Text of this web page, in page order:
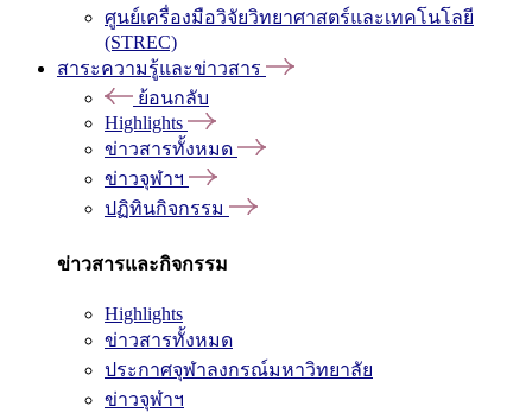
ศูนย์เครื่องมือวิจัยวิทยาศาสตร์และเทคโนโลยี
(STREC)
สาระความรู้และข่าวสาร
ย้อนกลับ
Highlights
ข่าวสารทั้งหมด
ข่าวจุฬาฯ
ปฏิทินกิจกรรม
ข่าวสารและกิจกรรม
Highlights
ข่าวสารทั้งหมด
ประกาศจุฬาลงกรณ์มหาวิทยาลัย
ข่าวจุฬาฯ